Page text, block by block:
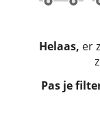
Helaas, er
Pas je